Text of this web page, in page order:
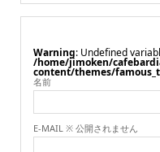
Warning : Undefined
/home/jimoken/
content/themes/
名前
E-MAIL ※ 公開されません